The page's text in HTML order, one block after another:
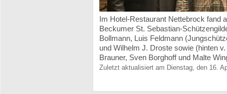
Im Hotel-Restaurant Nettebrock fand
Beckumer St. Sebastian-
Bollmann, Luis Feldmann
und Wilhelm J. Droste sowie (hinten
Brauner, Sven Borghoff und Malte
Zuletzt aktualisiert am Dienstag, den 16.